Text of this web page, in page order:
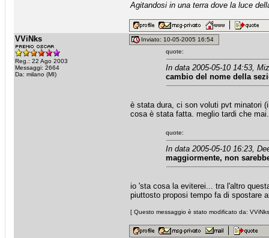
Agitandosi in una terra dove la luce
VViNks
Reg.: 22 Ago 2003
Messaggi: 2664
Da: milano (MI)
Inviato: 10-05-2005 16:54
quote:
In data 2005-05-10 14:53,
cambio del nome della
è stata dura, ci son voluti pvt minatori
cosa è stata fatta. meglio tardi che mai.
quote:
In data 2005-05-10 16:23,
maggiormente, non
io 'sta cosa la eviterei... tra l'altro
piuttosto proposi tempo fa di spostare
[ Questo messaggio è stato modificato da: